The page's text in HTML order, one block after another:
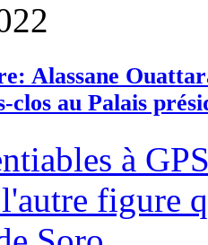
Alassane
clos au Palais